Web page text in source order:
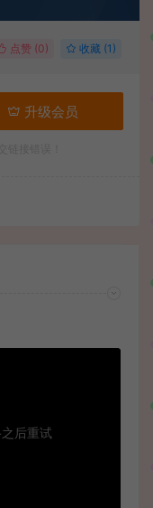
点赞 (0) 收藏 (1)
升级会员